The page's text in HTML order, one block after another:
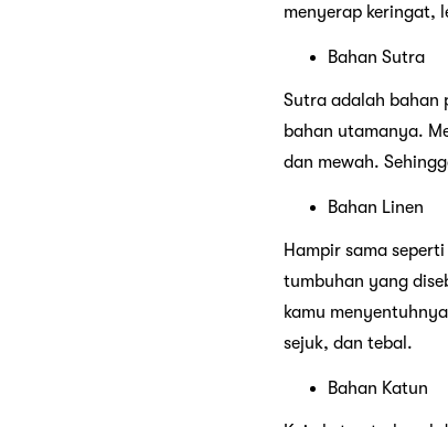
menyerap keringat,
Bahan Sutra
Sutra adalah bahan
bahan utamanya.
dan mewah.
Bahan Linen
Hampir sama
tumbuhan yang
kamu
sejuk, dan tebal.
Bahan Katun